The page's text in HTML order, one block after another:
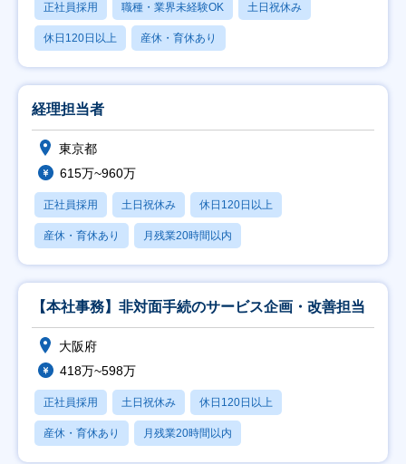
正社員採用 職種・業界未経験OK 土日祝休み
休日120日以上 産休・育休あり
経理担当者
東京都
615万~960万
正社員採用 土日祝休み 休日120日以上
産休・育休あり 月残業20時間以内
【本社事務】非対面手続のサービス企画・改善担当
大阪府
418万~598万
正社員採用 土日祝休み 休日120日以上
産休・育休あり 月残業20時間以内